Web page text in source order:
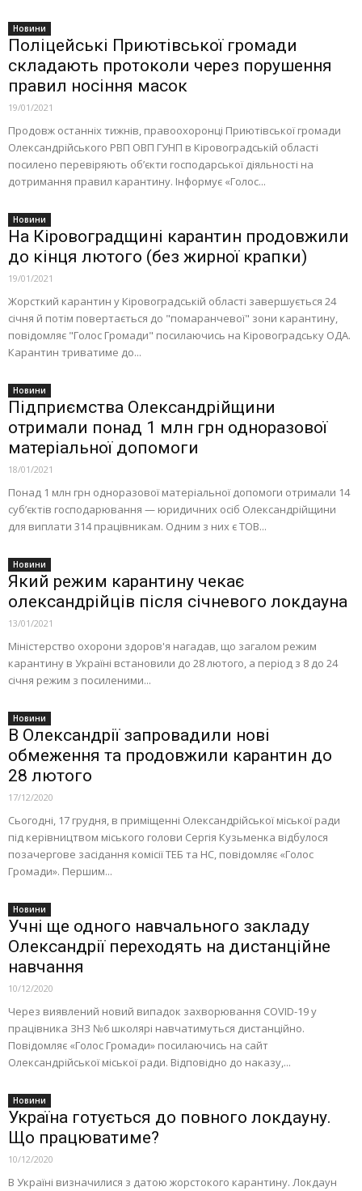
Новини
Поліцейські Приютівської громади
складають протоколи через порушення
правил носіння масок
19/01/2021
Продовж останніх тижнів, правоохоронці Приютівської громади
Олександрійського РВП ОВП ГУНП в Кіровоградській області
посилено перевіряють об’єкти господарської діяльності на
дотримання правил карантину. Інформує «Голос...
Новини
На Кіровоградщині карантин продовжили
до кінця лютого (без жирної крапки)
19/01/2021
Жорсткий карантин у Кіровоградській області завершується 24
січня й потім повертається до "помаранчевої" зони карантину,
повідомляє "Голос Громади" посилаючись на Кіровоградську ОДА.
Карантин триватиме до...
Новини
Підприємства Олександрійщини
отримали понад 1 млн грн одноразової
матеріальної допомоги
18/01/2021
Понад 1 млн грн одноразової матеріальної допомоги отримали 14
суб’єктів господарювання — юридичних осіб Олександрійщини
для виплати 314 працівникам. Одним з них є ТОВ...
Новини
Який режим карантину чекає
олександрійців після січневого локдауна
13/01/2021
Міністерство охорони здоров'я нагадав, що загалом режим
карантину в Україні встановили до 28 лютого, а період з 8 до 24
січня режим з посиленими...
Новини
В Олександрії запровадили нові
обмеження та продовжили карантин до
28 лютого
17/12/2020
Сьогодні, 17 грудня, в приміщенні Олександрійської міської ради
під керівництвом міського голови Сергія Кузьменка відбулося
позачергове засідання комісії ТЕБ та НС, повідомляє «Голос
Громади». Першим...
Новини
Учні ще одного навчального закладу
Олександрії переходять на дистанційне
навчання
10/12/2020
Через виявлений новий випадок захворювання COVID-19 у
працівника ЗНЗ №6 школярі навчатимуться дистанційно.
Повідомляє «Голос Громади» посилаючись на сайт
Олександрійської міської ради. Відповідно до наказу,...
Новини
Україна готується до повного локдaуну.
Що працюватиме?
10/12/2020
В Україні визначилися з датою жорстокого карантину. Локдаун